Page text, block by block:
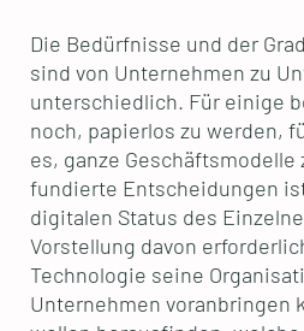
Die Bedürfnisse und der
sind von Unternehmen zu
unterschiedlich. Für einige
noch, papierlos zu werden,
es, ganze Geschäftsmodelle
fundierte Entscheidungen
digitalen Status des
Vorstellung davon
Technologie seine
Unternehmen voranbringen